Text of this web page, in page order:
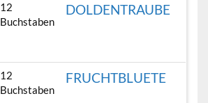
12
Buchstaben
DOLDENTRAUBE
12
Buchstaben
FRUCHTBLUETE